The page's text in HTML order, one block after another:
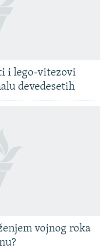
i lego-vitezovi
devedesetih
vojnog roka